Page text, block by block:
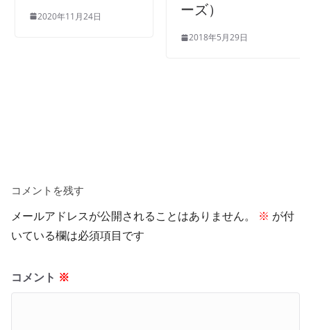
2020年11月24日
ーズ）
2018年5月29日
コメントを残す
メールアドレスが公開されることはありません。 ※ が付
いている欄は必須項目です
コメント ※